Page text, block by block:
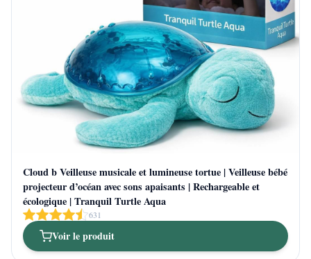
Cloud b Veilleuse musicale et lumineuse tortue | Veilleuse bébé
projecteur d’océan avec sons apaisants | Rechargeable et
écologique | Tranquil Turtle Aqua
631
Voir le produit